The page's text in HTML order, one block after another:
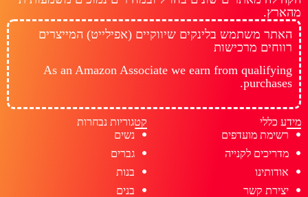
מהארץ.
האתר משתמש בלינקים שיווקיים (אפילייט) המייצרים
רווחים מרכישות
As an Amazon Associate we earn from qualifying
purchases.
מידע כללי
רשימת מועדפים
מדריכים לקנייה
אודותינו
יצירת קשר
קטגוריות נבחרות
נשים
גברים
בנות
בנים